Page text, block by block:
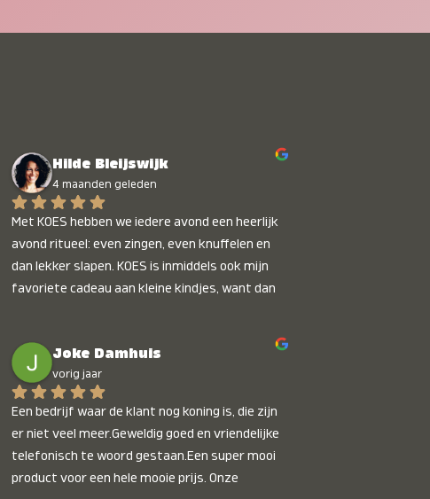
Hilde Bleijswijk
4 maanden geleden
Met KOES hebben we iedere avond een heerlijk
avond ritueel: even zingen, even knuffelen en
dan lekker slapen. KOES is inmiddels ook mijn
favoriete cadeau aan kleine kindjes, want dan
onbetaalbaar :)
Joke Damhuis
vorig jaar
Een bedrijf waar de klant nog koning is, die zijn
er niet veel meer.Geweldig goed en vriendelijke
telefonisch te woord gestaan.Een super mooi
product voor een hele mooie prijs. Onze